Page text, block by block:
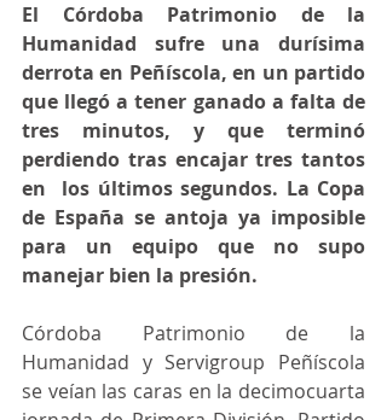
El Córdoba Patrimonio de la
Humanidad sufre una durísima
derrota en Peñíscola, en un partido
que llegó a tener ganado a falta de
tres minutos, y que terminó
perdiendo tras encajar tres tantos
en  los últimos segundos. La Copa
de España se antoja ya imposible
para un equipo que no supo
manejar bien la presión.
Córdoba Patrimonio de la
Humanidad y Servigroup Peñíscola
se veían las caras en la decimocuarta